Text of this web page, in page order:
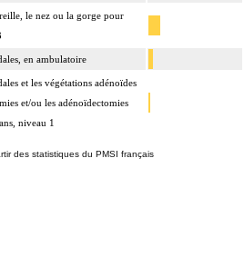
le nez ou la gorge pour
en ambulatoire
et les végétations adénoïdes
et/ou les adénoïdectomies
niveau 1
des statistiques du PMSI français